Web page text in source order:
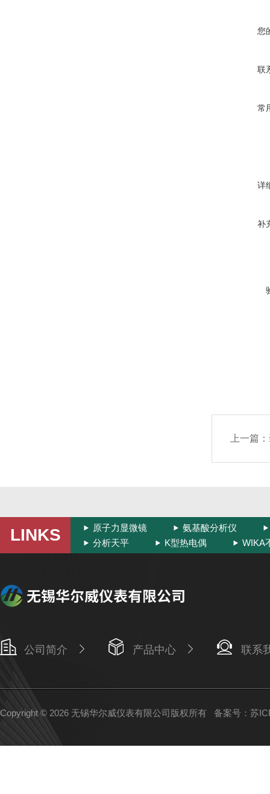
您
联
常
详
补
上一篇：
LINKS 原子力显微镜
氨基酸分析仪
分析天平
K型热电偶 WIKA
公司简介 产品中心 联系
Copyright © 2026 无锡华尔威仪表有限公司版权所有 备案号：苏